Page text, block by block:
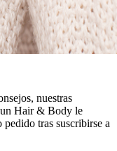
nuestras
Hair & Body le
tras suscribirse a